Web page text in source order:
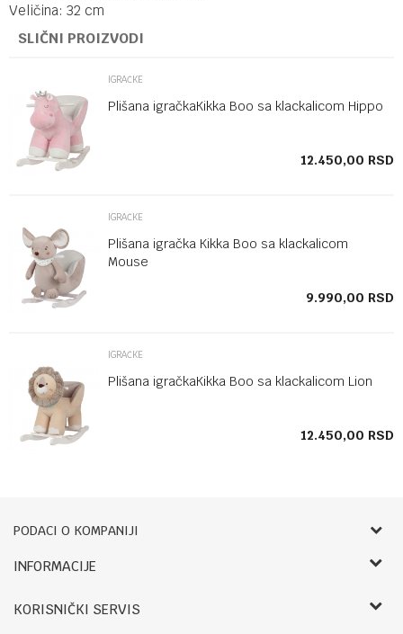
Veličina: 32 cm
SLIČNI PROIZVODI
IGRAČKE
Plišana igračkaKikka Boo sa klackalicom Hippo
12.450,00 RSD
IGRAČKE
Plišana igračka Kikka Boo sa klackalicom
Mouse
9.990,00 RSD
IGRAČKE
Plišana igračkaKikka Boo sa klackalicom Lion
12.450,00 RSD
PODACI O KOMPANIJI
Bebbco
RADNO VREME:
INFORMACIJE
Zaposlenje
KORISNIČKI SERVIS